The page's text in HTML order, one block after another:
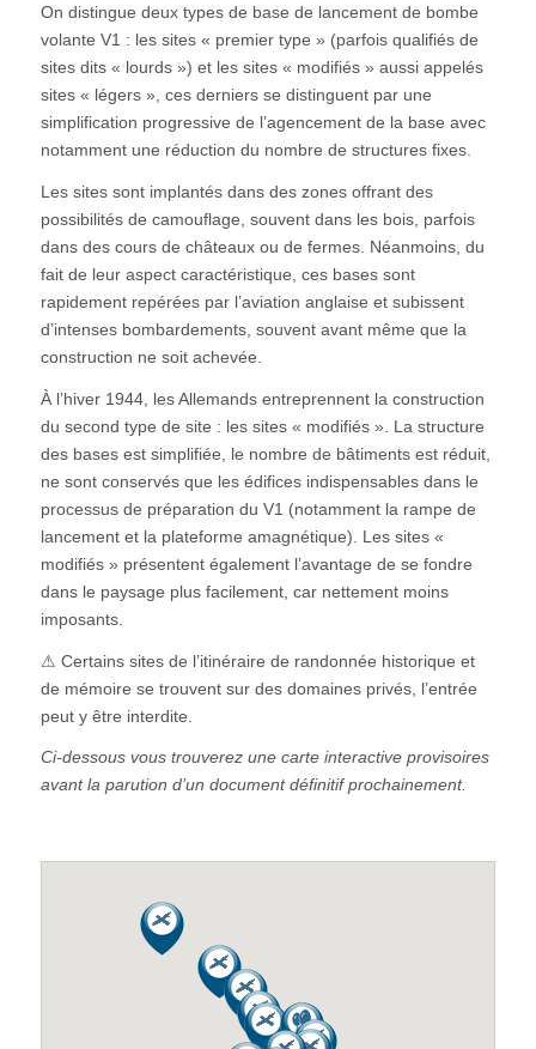
On distingue deux types de base de lancement de bombe
volante V1 : les sites « premier type » (parfois qualifiés de
sites dits « lourds ») et les sites « modifiés » aussi appelés
sites « légers », ces derniers se distinguent par une
simplification progressive de l’agencement de la base avec
notamment une réduction du nombre de structures fixes.
Les sites sont implantés dans des zones offrant des
possibilités de camouflage, souvent dans les bois, parfois
dans des cours de châteaux ou de fermes. Néanmoins, du
fait de leur aspect caractéristique, ces bases sont
rapidement repérées par l’aviation anglaise et subissent
d’intenses bombardements, souvent avant même que la
construction ne soit achevée.
À l’hiver 1944, les Allemands entreprennent la construction
du second type de site : les sites « modifiés ». La structure
des bases est simplifiée, le nombre de bâtiments est réduit,
ne sont conservés que les édifices indispensables dans le
processus de préparation du V1 (notamment la rampe de
lancement et la plateforme amagnétique). Les sites «
modifiés » présentent également l’avantage de se fondre
dans le paysage plus facilement, car nettement moins
imposants.
⚠ Certains sites de l’itinéraire de randonnée historique et
de mémoire se trouvent sur des domaines privés, l’entrée
peut y être interdite.
Ci-dessous vous trouverez une carte interactive provisoires
avant la parution d’un document définitif prochainement.